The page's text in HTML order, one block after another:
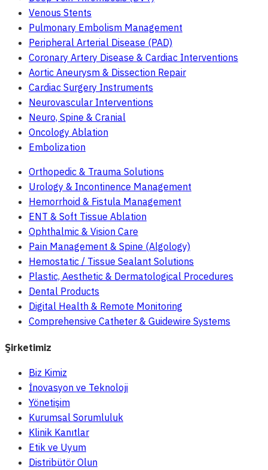
Venous Stents
Pulmonary Embolism Management
Peripheral Arterial Disease (PAD)
Coronary Artery Disease & Cardiac Interventions
Aortic Aneurysm & Dissection Repair
Cardiac Surgery Instruments
Neurovascular Interventions
Neuro, Spine & Cranial
Oncology Ablation
Embolization
Orthopedic & Trauma Solutions
Urology & Incontinence Management
Hemorrhoid & Fistula Management
ENT & Soft Tissue Ablation
Ophthalmic & Vision Care
Pain Management & Spine (Algology)
Hemostatic / Tissue Sealant Solutions
Plastic, Aesthetic & Dermatological Procedures
Dental Products
Digital Health & Remote Monitoring
Comprehensive Catheter & Guidewire Systems
Şirketimiz
Biz Kimiz
İnovasyon ve Teknoloji
Yönetişim
Kurumsal Sorumluluk
Klinik Kanıtlar
Etik ve Uyum
Distribütör Olun